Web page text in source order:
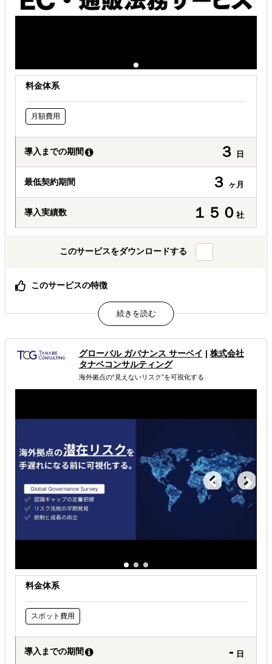
料金体系
月額費用
導入までの期間 ３ 日
最低契約期間 ３ ヶ月
導入実績数 １５０ 社
このサービスをダウンロードする
このサービスの特徴
ECに特化した法律事務所のサービスです。
海外企業との契約書作成・リーガルチェック 海外法務
解決できる課題
グローバル ガバナンス サーベイ | 株式会社
タナベコンサルティング
海外拠点の“見えないリスク”を可視化する
料金体系
スポット費用
導入までの期間 - 日